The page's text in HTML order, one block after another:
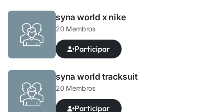
syna world x nike
20 Membros
Participar
syna world tracksuit
20 Membros
Participar